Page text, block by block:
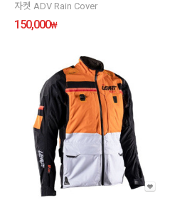
자켓 ADV Rain Cover
150,000₩